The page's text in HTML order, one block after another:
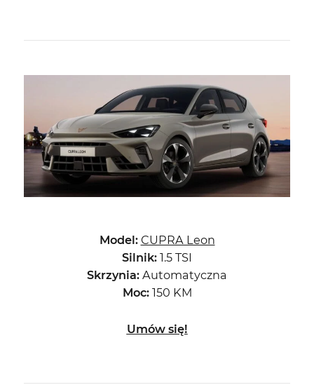
Model: CUPRA Leon
Silnik: 1.5 TSI
Skrzynia: Automatyczna
Moc:150 KM
Umów się!